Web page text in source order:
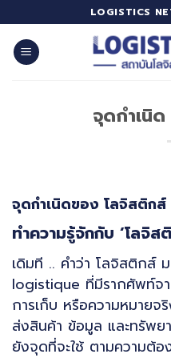
to
content
LOGISTICS
จุดกำเนิ
จุดกำเนิดของ โลจิสติก
ทำความรู้จักกับ ‘โลจิส
เดิมที .. คำว่า โลจิสติกส์
logistique ที่มีรากศัพท์จ
การเก็บ หรือความหมายจ
ส่งสินค้า ข้อมูล และทรัพ
ยังจุดที่จะใช้ ตามความต้อ